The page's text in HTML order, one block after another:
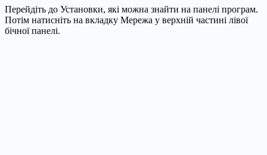
Перейдіть до Установки, які можна знайти на панелі програм.
Потім натисніть на вкладку Мережа у верхній частині лівої
бічної панелі.